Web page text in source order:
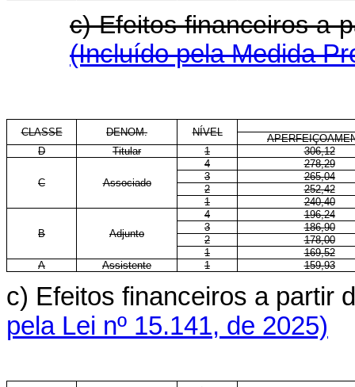
c) Efeitos financeiros
(Incluído pela Medida
CLASSE DENOM. NÍVEL
D
Titular 1 306,12
C Associado
4
278,29
3
265,04
2
252,42
1
240,40
B Adjunto
4
196,24
3
186,90
2
178,00
1
169,52
A
Assistente 1 159,93
c) Efeitos financeiros a
pela Lei nº 15.141, de 2025)